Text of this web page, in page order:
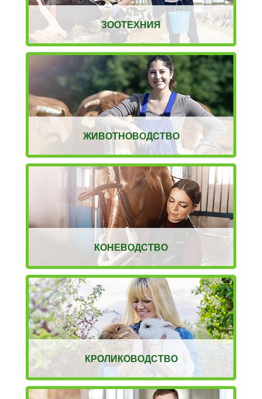
ЗООТЕХНИЯ
ЖИВОТНОВОДСТВО
КОНЕВОДСТВО
КРОЛИКОВОДСТВО